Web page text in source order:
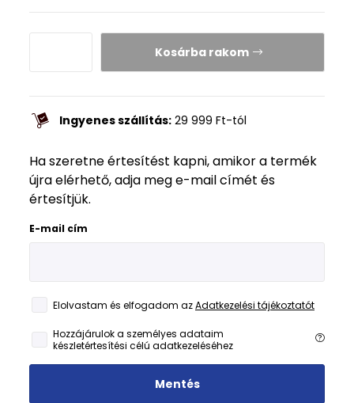
Kosárba rakom
Ingyenes szállítás: 29 999 Ft-tól
Ha szeretne értesítést kapni, amikor a termék
újra elérhető, adja meg e-mail címét és
értesítjük.
E-mail cím
Elolvastam és elfogadom azAdatkezelési tájékoztatót
Hozzájárulok a személyes adataim
készletértesítési célú adatkezeléséhez
Mentés